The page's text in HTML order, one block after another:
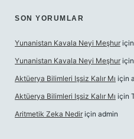
SON YORUMLAR
Yunanistan Kavala Neyi Meşhur için
Yunanistan Kavala Neyi Meşhur için
Aktüerya Bilimleri Işsiz Kalır Mı için
Aktüerya Bilimleri Işsiz Kalır Mı için
Aritmetik Zeka Nedir için admin